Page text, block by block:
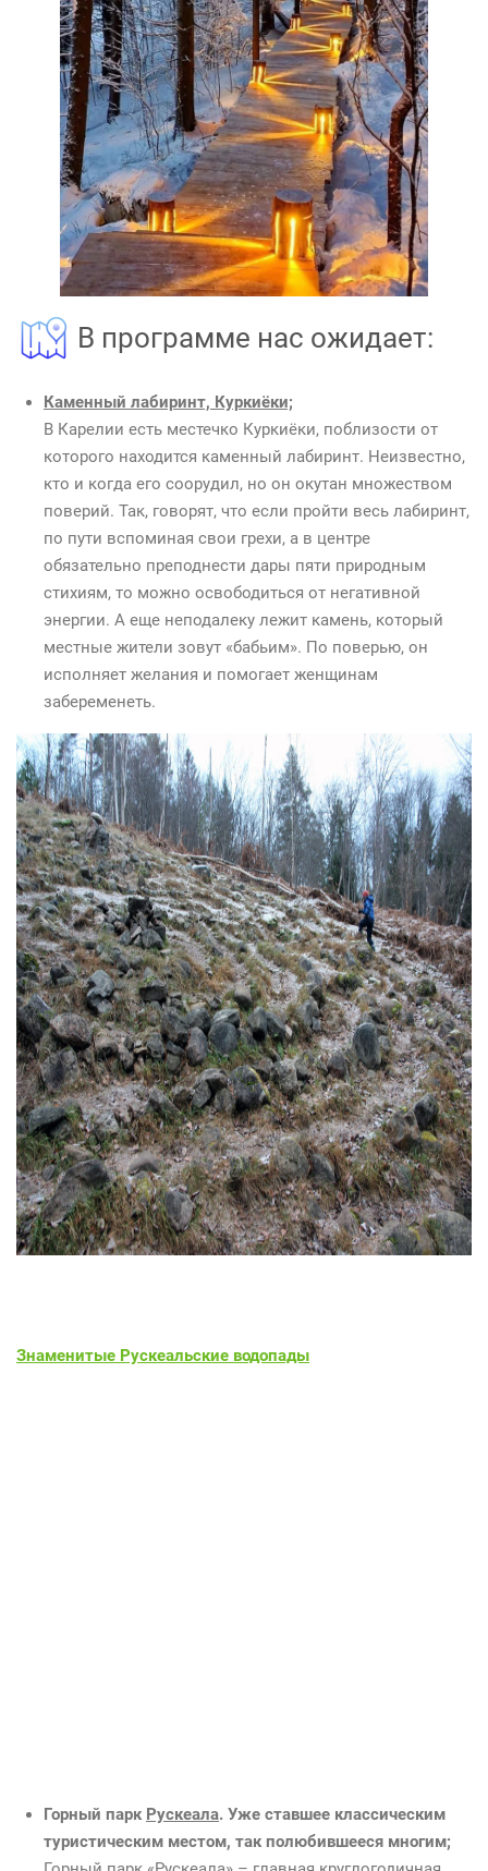
В программе нас ожидает:
Каменный лабиринт, Куркиёки;
В Карелии есть местечко Куркиёки, поблизости от
которого находится каменный лабиринт. Неизвестно,
кто и когда его соорудил, но он окутан множеством
поверий. Так, говорят, что если пройти весь лабиринт,
по пути вспоминая свои грехи, а в центре
обязательно преподнести дары пяти природным
стихиям, то можно освободиться от негативной
энергии. А еще неподалеку лежит камень, который
местные жители зовут «бабьим». По поверью, он
исполняет желания и помогает женщинам
забеременеть.
Знаменитые Рускеальские водопады
Горный парк Рускеала. Уже ставшее классическим
туристическим местом, так полюбившееся многим;